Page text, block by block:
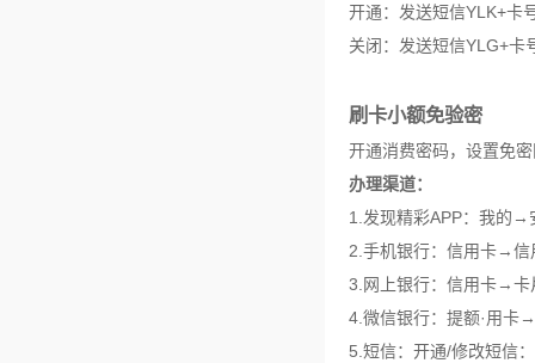
开通：发送短信YLK+卡
关闭：发送短信YLG+卡
刷卡小额免验密
开通消费密码，设置免
办理渠道：
1.发现精彩APP：我的
2.手机银行：信用卡→
3.网上银行：信用卡→卡
4.微信银行：提额·用
5.短信：开通/修改短信